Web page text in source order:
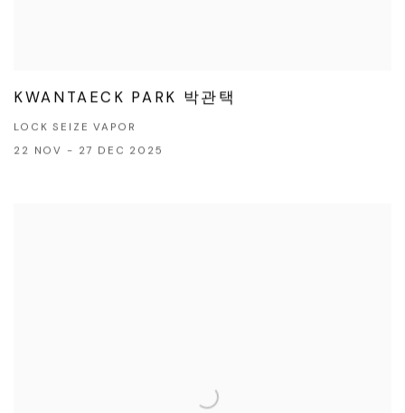
KWANTAECK PARK 박관택
LOCK SEIZE VAPOR
22 NOV - 27 DEC 2025